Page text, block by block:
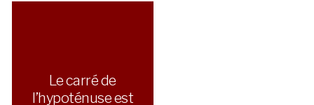
Le carré de
l’hypoténuse est